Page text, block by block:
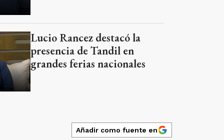
Lucio Rancez destacó la
presencia de Tandil en
grandes ferias nacionales
Añadir como fuente en